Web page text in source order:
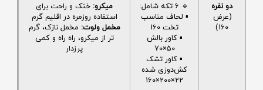
دو نفره
(عرض
160)
🔹 6 تکه شامل:
▪️ لحاف مناسب
تخت 160
▪️ کاور بالش
50×70
▪️ کاور تشک
کش‌دوزی شده
22×200×160
میکرو: خنک و راحت برای
استفاده روزمره در اقلیم گرم
مخمل ولوت: مخمل نازک، گرم
تر از میکرو، راه راه و کمی
پرزدار